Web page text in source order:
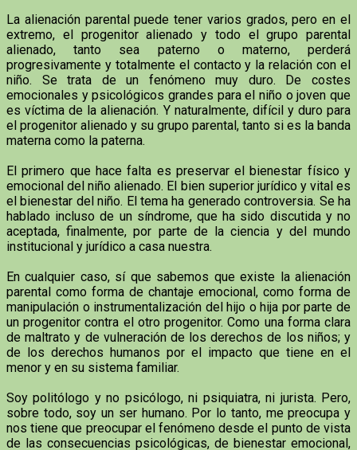
La alienación parental puede tener varios grados, pero en el
extremo, el progenitor alienado y todo el grupo parental
alienado, tanto sea paterno o materno, perderá
progresivamente y totalmente el contacto y la relación con el
niño. Se trata de un fenómeno muy duro. De costes
emocionales y psicológicos grandes para el niño o joven que
es víctima de la alienación. Y naturalmente, difícil y duro para
el progenitor alienado y su grupo parental, tanto si es la banda
materna como la paterna.
El primero que hace falta es preservar el bienestar físico y
emocional del niño alienado. El bien superior jurídico y vital es
el bienestar del niño. El tema ha generado controversia. Se ha
hablado incluso de un síndrome, que ha sido discutida y no
aceptada, finalmente, por parte de la ciencia y del mundo
institucional y jurídico a casa nuestra.
En cualquier caso, sí que sabemos que existe la alienación
parental como forma de chantaje emocional, como forma de
manipulación o instrumentalización del hijo o hija por parte de
un progenitor contra el otro progenitor. Como una forma clara
de maltrato y de vulneración de los derechos de los niños; y
de los derechos humanos por el impacto que tiene en el
menor y en su sistema familiar.
Soy politólogo y no psicólogo, ni psiquiatra, ni jurista. Pero,
sobre todo, soy un ser humano. Por lo tanto, me preocupa y
nos tiene que preocupar el fenómeno desde el punto de vista
de las consecuencias psicológicas, de bienestar emocional,